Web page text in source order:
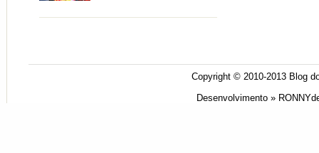
Copyright © 2010-2013 Blog
Desenvolvimento »